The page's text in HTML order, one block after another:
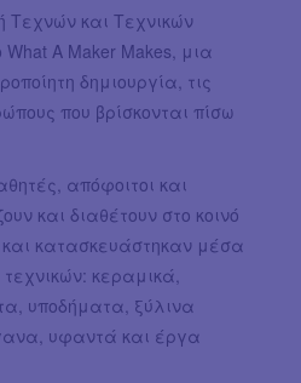
Τεχνών και Τεχνικών
A Maker Makes, μια
δημιουργία, τις
που βρίσκονται πίσω
απόφοιτοι και
και διαθέτουν στο κοινό
κατασκευάστηκαν μέσα
κεραμικά,
υποδήματα, ξύλινα
υφαντά και έργα